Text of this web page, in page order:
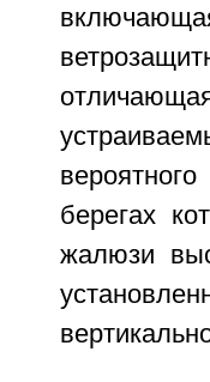
берегах
жалюзи